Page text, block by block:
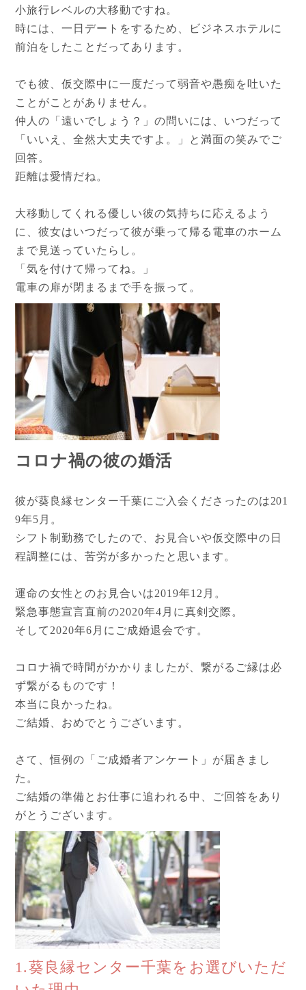
小旅行レベルの大移動ですね。
時には、一日デートをするため、ビジネスホテルに
前泊をしたことだってあります。
でも彼、仮交際中に一度だって弱音や愚痴を吐いた
ことがことがありません。
仲人の「遠いでしょう？」の問いには、いつだって
「いいえ、全然大丈夫ですよ。」と満面の笑みでご
回答。
距離は愛情だね。
大移動してくれる優しい彼の気持ちに応えるよう
に、彼女はいつだって彼が乗って帰る電車のホーム
まで見送っていたらし。
「気を付けて帰ってね。」
電車の扉が閉まるまで手を振って。
コロナ禍の彼の婚活
彼が葵良縁センター千葉にご入会くださったのは201
9年5月。
シフト制勤務でしたので、お見合いや仮交際中の日
程調整には、苦労が多かったと思います。
運命の女性とのお見合いは2019年12月。
緊急事態宣言直前の2020年4月に真剣交際。
そして2020年6月にご成婚退会です。
コロナ禍で時間がかかりましたが、繋がるご縁は必
ず繋がるものです！
本当に良かったね。
ご結婚、おめでとうございます。
さて、恒例の「ご成婚者アンケート」が届きまし
た。
ご結婚の準備とお仕事に追われる中、ご回答をあり
がとうございます。
1.葵良縁センター千葉をお選びいただ